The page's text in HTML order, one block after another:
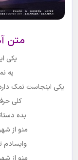
متن
یکی
یه
یکی اینجاست نمک
کلی
بده
منو از